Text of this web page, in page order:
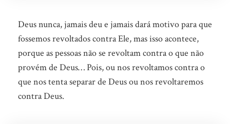
Deus nunca, jamais deu e jamais dará motivo para que
fossemos revoltados contra Ele, mas isso acontece,
porque as pessoas não se revoltam contra o que não
provém de Deus… Pois, ou nos revoltamos contra o
que nos tenta separar de Deus ou nos revoltaremos
contra Deus.